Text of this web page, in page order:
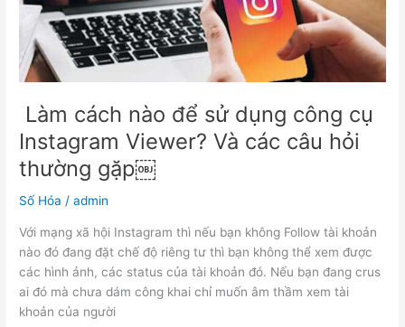
Làm cách nào để sử dụng công cụ
Instagram Viewer? Và các câu hỏi
thường gặp￼
Số Hóa /admin
Với mạng xã hội Instagram thì nếu bạn không Follow tài khoản
nào đó đang đặt chế độ riêng tư thì bạn không thể xem được
các hình ảnh, các status của tài khoản đó. Nếu bạn đang crus
ai đó mà chưa dám công khai chỉ muốn âm thầm xem tài
khoản của người
công
Instagram
Viewer?
Và
các
câu
hỏi
thường
￼